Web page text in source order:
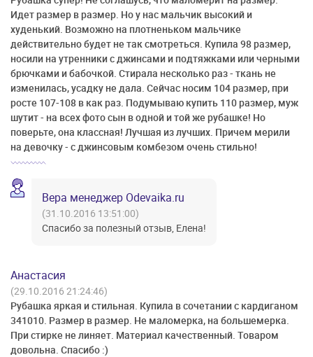
Идет размер в размер. Но у нас мальчик высокий и
худенький. Возможно на плотненьком мальчике
действительно будет не так смотреться. Купила 98 размер,
носили на утренники с джинсами и подтяжками или черными
брючками и бабочкой. Стирала несколько раз - ткань не
изменилась, усадку не дала. Сейчас носим 104 размер, при
росте 107-108 в как раз. Подумываю купить 110 размер, муж
шутит - на всех фото сын в одной и той же рубашке! Но
поверьте, она классная! Лучшая из лучших. Причем мерили
на девочку - с джинсовым комбезом очень стильно!
Вера менеджер Odevaika.ru
(31.10.2016 13:51:00)
Спасибо за полезный отзыв, Елена!
Анастасия
(29.10.2016 21:24:46)
Рубашка яркая и стильная. Купила в сочетании с кардиганом
341010. Размер в размер. Не маломерка, на большемерка.
При стирке не линяет. Материал качественный. Товаром
довольна. Спасибо :)